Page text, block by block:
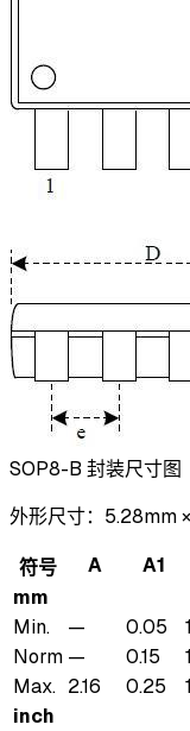
SOP8-B 封装尺寸图
外形尺寸：5.28mm
符号 A A1
mm
Min.
— 0.05
Norm — 0.15
Max. 2.16 0.25
inch